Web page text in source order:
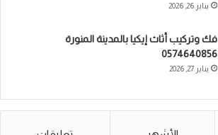
يناير 26, 2026
فك وتركيب أثاث إيكيا بالمدينة المنورة
0574640856
يناير 27, 2026